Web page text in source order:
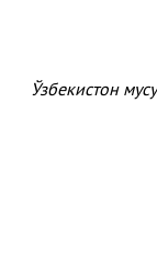
Ўзбекистон